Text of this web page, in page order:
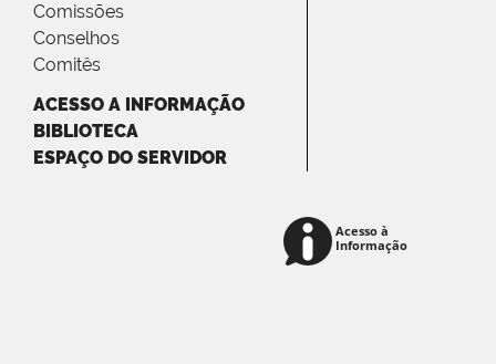
Comissões
Conselhos
Comitês
ACESSO A INFORMAÇÃO
BIBLIOTECA
ESPAÇO DO SERVIDOR